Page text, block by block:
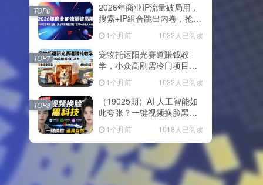
2026年商业IP流量破局用，
搜索+IP组合跳出内卷，抢占
入十分回报
1个月前 1022人已阅读
TOP6
宠物托运阳光赛道賺钱教
学，小众高刚需冷门项目，
日均10单稳定盈利，单均利
润200+
1个月前 1022人已阅读
TOP7
（19025期）AI 人工智能如
此夸张？一键视频换脸黑科
技，纯本地离线运行，本地
视频换脸娱乐工具， AI
FaceSwap
1个月前 1018人已阅读
TOP8